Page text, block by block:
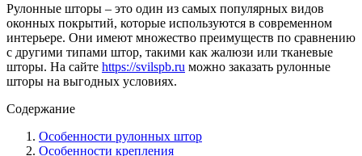
Рулонные шторы – это один из самых популярных видов
оконных покрытий, которые используются в современном
интерьере. Они имеют множество преимуществ по сравнению
с другими типами штор, такими как жалюзи или тканевые
шторы. На сайте https://svilspb.ru можно заказать рулонные
шторы на выгодных условиях.
Содержание
Особенности рулонных штор
Особенности крепления